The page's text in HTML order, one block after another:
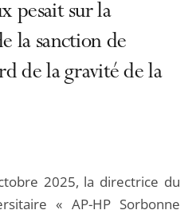
pesait sur la
la sanction de
de la gravité de la
2025, la directrice du
« AP-HP Sorbonne